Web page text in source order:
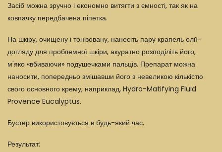
Засіб можна зручно і економно витягти з ємності, так як на
ковпачку передбачена піпетка.
На шкіру, очищену і тонізовану, нанесіть пару крапель олії-
догляду для проблемної шкіри, акуратно розподіліть його,
м'яко «вбиваючи» подушечками пальців. Препарат можна
наносити, попередньо змішавши його з невеликою кількістю
свого основного крему, наприклад, Hydro-Matifying Fluid
Provence Eucalyptus.
Бустер використовується в будь-який час.
Результат: